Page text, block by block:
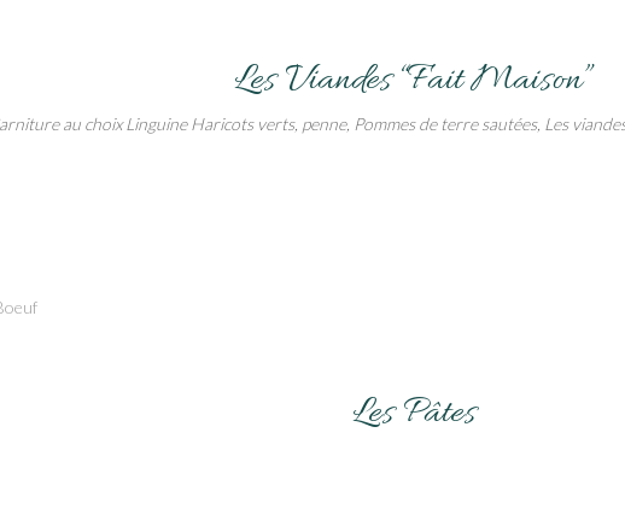
Les Viandes “Fait Maison”
au choix Linguine Haricots verts, penne, Pommes de terre sautées, Les
Les Pâtes